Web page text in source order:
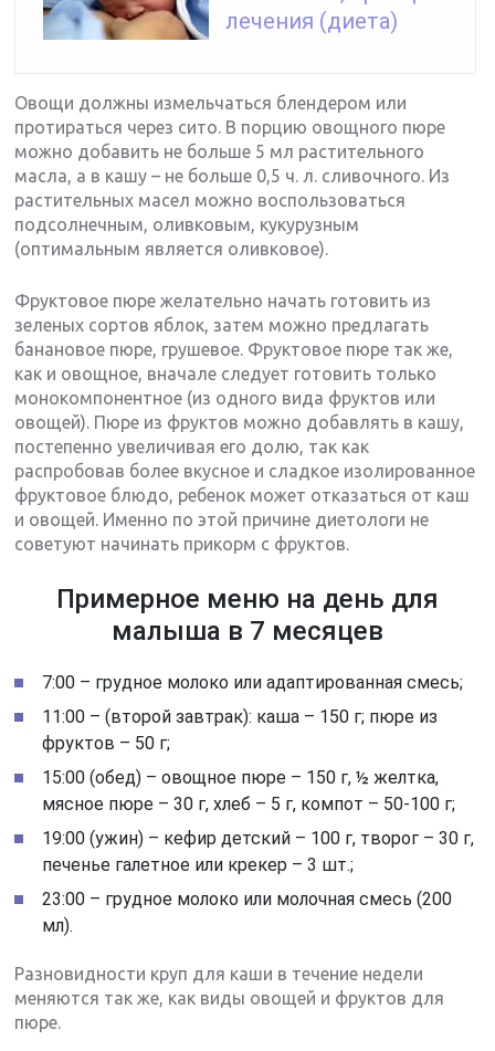
лечения (диета)
Овощи должны измельчаться блендером или
протираться через сито. В порцию овощного пюре
можно добавить не больше 5 мл растительного
масла, а в кашу – не больше 0,5 ч. л. сливочного. Из
растительных масел можно воспользоваться
подсолнечным, оливковым, кукурузным
(оптимальным является оливковое).
Фруктовое пюре желательно начать готовить из
зеленых сортов яблок, затем можно предлагать
банановое пюре, грушевое. Фруктовое пюре так же,
как и овощное, вначале следует готовить только
монокомпонентное (из одного вида фруктов или
овощей). Пюре из фруктов можно добавлять в кашу,
постепенно увеличивая его долю, так как
распробовав более вкусное и сладкое изолированное
фруктовое блюдо, ребенок может отказаться от каш
и овощей. Именно по этой причине диетологи не
советуют начинать прикорм с фруктов.
Примерное меню на день для
малыша в 7 месяцев
7:00 – грудное молоко или адаптированная смесь;
11:00 – (второй завтрак): каша – 150 г; пюре из
фруктов – 50 г;
15:00 (обед) – овощное пюре – 150 г, ½ желтка,
мясное пюре – 30 г, хлеб – 5 г, компот – 50-100 г;
19:00 (ужин) – кефир детский – 100 г, творог – 30 г,
печенье галетное или крекер – 3 шт.;
23:00 – грудное молоко или молочная смесь (200
мл).
Разновидности круп для каши в течение недели
меняются так же, как виды овощей и фруктов для
пюре.